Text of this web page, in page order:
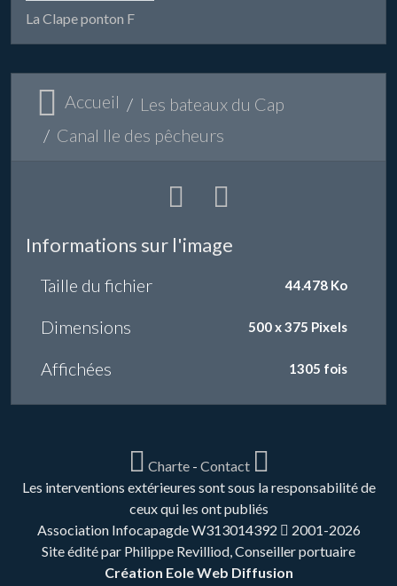
La Clape ponton F
Accueil
Les bateaux du Cap
Canal Ile des pêcheurs
Informations sur l'image
Taille du fichier 44.478 Ko
Dimensions 500 x 375 Pixels
Affichées 1305 fois
Charte- Contact
Les interventions extérieures sont sous la responsabilité de
ceux qui les ont publiés
Association Infocapagde W313014392
2001-2026
Site édité par Philippe Revilliod, Conseiller portuaire
Création Eole Web Diffusion